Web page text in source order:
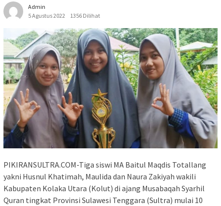
Admin
5 Agustus 2022
1356 Dilihat
PIKIRANSULTRA.COM-Tiga siswi MA Baitul Maqdis Totallang
yakni Husnul Khatimah, Maulida dan Naura Zakiyah wakili
Kabupaten Kolaka Utara (Kolut) di ajang Musabaqah Syarhil
Quran tingkat Provinsi Sulawesi Tenggara (Sultra) mulai 10